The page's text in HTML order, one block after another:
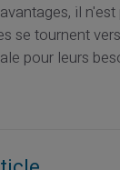
il
se tournent
pour leurs